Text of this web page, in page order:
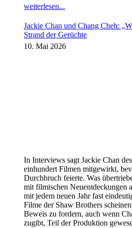
weiterlesen...
Jackie Chan und Chang Cheh:
Strand der Gerüchte
10. Mai 2026
In Interviews sagt Jackie Chan
einhundert Filmen mitgewirkt,
Durchbruch feierte. Was
mit filmischen Neuentdeckungen
mit jedem neuen Jahr fast
Filme der Shaw Brothers
Beweis zu fordern, auch wenn
zugibt, Teil der Produktion